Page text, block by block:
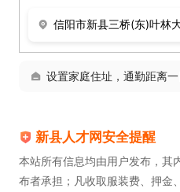
信阳市新县三桥(东)叶林
设置家庭住址，通勤距离
新县人才网安全提醒
本站所有信息均由用户发布，其
布者承担；凡收取服装费、押金